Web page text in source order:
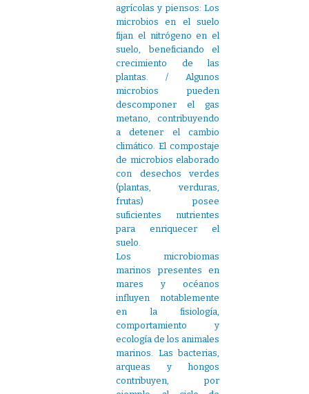
agrícolas y piensos: Los
microbios en el suelo
fijan el nitrógeno en el
suelo, beneficiando el
crecimiento de las
plantas. / Algunos
microbios pueden
descomponer el gas
metano, contribuyendo
a detener el cambio
climático. El compostaje
de microbios elaborado
con desechos verdes
(plantas, verduras,
frutas) posee
suficientes nutrientes
para enriquecer el
suelo.
Los microbiomas
marinos presentes en
mares y océanos
influyen notablemente
en la fisiología,
comportamiento y
ecología de los animales
marinos. Las bacterias,
arqueas y hongos
contribuyen, por